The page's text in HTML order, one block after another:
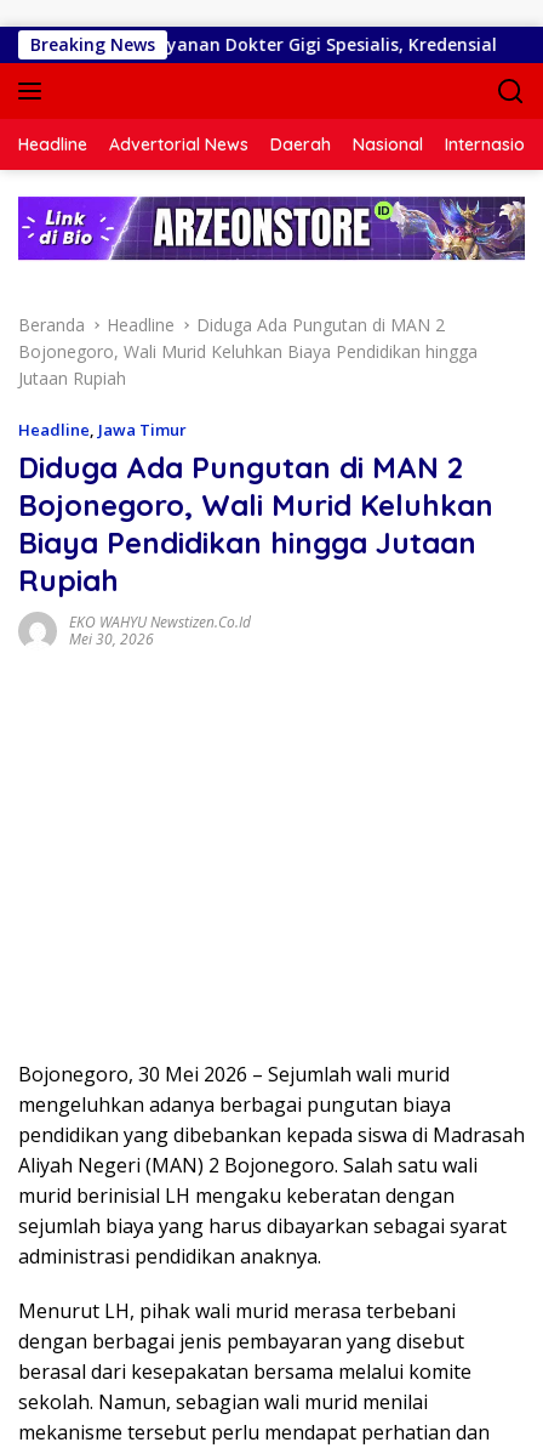
Breaking NewsLayanan Dokter Gigi Spesialis, Kredensial
Headline Advertorial News Daerah Nasional
Beranda Headline
Diduga Ada Pungutan di MAN 2
Bojonegoro, Wali Murid Keluhkan Biaya Pendidikan hingga
Jutaan Rupiah
Headline, Jawa Timur
Diduga Ada Pungutan di MAN 2
Bojonegoro, Wali Murid Keluhkan
Biaya Pendidikan hingga Jutaan
Rupiah
EKO WAHYU Newstizen.co.id
Mei 30, 2026
Bojonegoro, 30 Mei 2026 – Sejumlah wali murid
mengeluhkan adanya berbagai pungutan biaya
pendidikan yang dibebankan kepada siswa di Madrasah
Aliyah Negeri (MAN) 2 Bojonegoro. Salah satu wali
murid berinisial LH mengaku keberatan dengan
sejumlah biaya yang harus dibayarkan sebagai syarat
administrasi pendidikan anaknya.
Menurut LH, pihak wali murid merasa terbebani
dengan berbagai jenis pembayaran yang disebut
berasal dari kesepakatan bersama melalui komite
sekolah. Namun, sebagian wali murid menilai
mekanisme tersebut perlu mendapat perhatian dan